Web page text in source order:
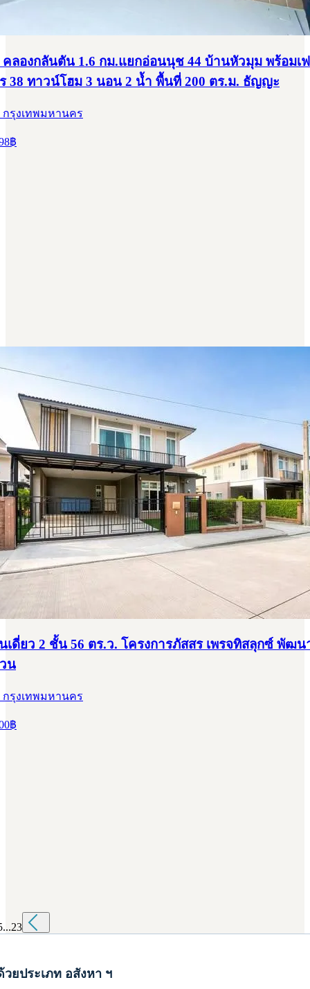
คลองกลันตัน 1.6 กม.แยกอ่อนนุช 44 บ้านหัวมุม พร้อมเ
38 ทาวน์โฮม 3 นอน 2 น้ำ พื้นที่ 200 ตร.ม. ธัญญะ
กรุงเทพมหานคร
฿
เดี่ยว 2 ชั้น 56 ตร.ว. โครงการภัสสร เพรจทิสลุกซ์ พัฒน
น
กรุงเทพมหานคร
฿
...23
ยประเภท อสังหา ฯ